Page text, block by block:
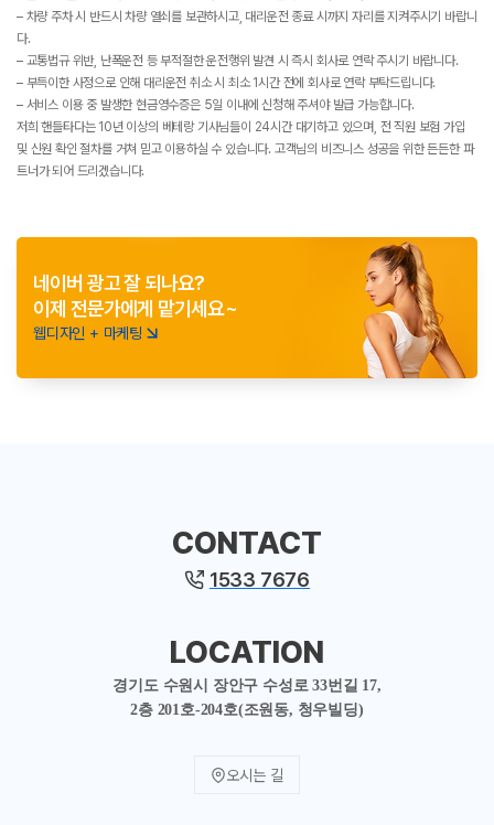
– 차량 주차 시 반드시 차량 열쇠를 보관하시고, 대리운전 종료 시까지 자리를 지켜주시기 바랍니
다.
– 교통법규 위반, 난폭운전 등 부적절한 운전행위 발견 시 즉시 회사로 연락 주시기 바랍니다.
– 부득이한 사정으로 인해 대리운전 취소 시 최소 1시간 전에 회사로 연락 부탁드립니다.
– 서비스 이용 중 발생한 현금영수증은 5일 이내에 신청해 주셔야 발급 가능합니다.
저희 핸들타다는 10년 이상의 베테랑 기사님들이 24시간 대기하고 있으며, 전 직원 보험 가입
및 신원 확인 절차를 거쳐 믿고 이용하실 수 있습니다. 고객님의 비즈니스 성공을 위한 든든한 파
트너가 되어 드리겠습니다.
네이버 광고 잘 되나요?
이제 전문가에게 맡기세요~
웹디자인 + 마케팅
CONTACT
1533 7676
LOCATION
경기도 수원시 장안구 수성로 33번길 17,
2층 201호-204호(조원동, 청우빌딩)
오시는 길